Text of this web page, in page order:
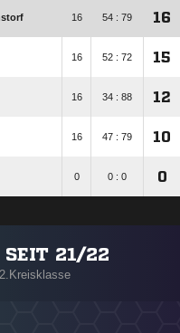
16 54 : 79 16
16 52 : 72 15
16 34 : 88 12
16 47 : 79 10
0 0 : 0 0
SEIT 21/22